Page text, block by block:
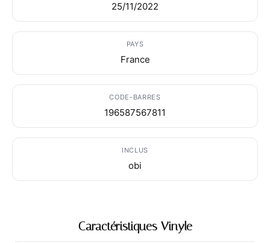
25/11/2022
PAYS
France
CODE-BARRES
196587567811
INCLUS
obi
Caractéristiques Vinyle